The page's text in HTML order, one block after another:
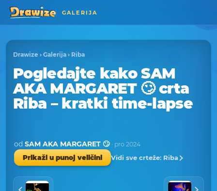
GALERIJA
Drawize › Galerija › Riba
Pogledajte kako SAM
AKA MARGARET 🙄 crta
Riba – kratki time-lapse
od SAM AKA MARGARET 🙄 · pro 2024
Prikaži u punoj veličini Vidi sve crteže: Riba